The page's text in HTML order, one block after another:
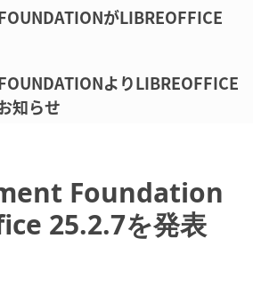
がLIBREOFFICE
よりLIBREOFFICE
知らせ
Foundation
25.2.7を発表